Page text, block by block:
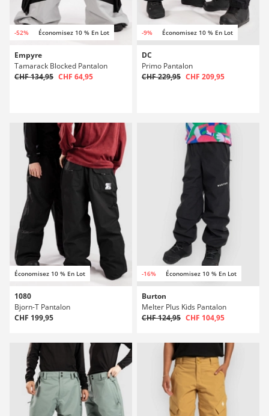
-52% Économisez 10 % En Lot
Empyre
Tamarack Blocked Pantalon
CHF 134,95 CHF 64,95
-9% Économisez 10 % En Lot
DC
Primo Pantalon
CHF 229,95 CHF 209,95
Économisez 10 % En Lot
1080
Bjorn-T Pantalon
CHF 199,95
-16% Économisez 10 % En Lot
Burton
Melter Plus Kids Pantalon
CHF 124,95 CHF 104,95